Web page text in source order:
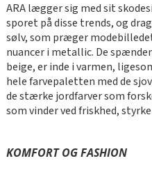
ARA lægger sig med sit
sporet på disse trends, og
sølv, som præger
nuancer i metallic. De
beige, er inde i varmen,
hele farvepaletten med de
de stærke jordfarver som
som vinder ved friskhed,
KOMFORT OG FASHION